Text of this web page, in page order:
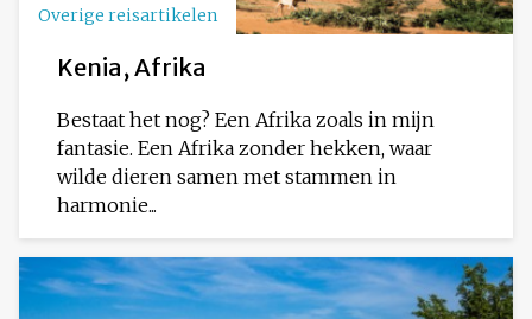
Overige reisartikelen
Kenia, Afrika
Bestaat het nog? Een Afrika zoals in mijn
fantasie. Een Afrika zonder hekken, waar
wilde dieren samen met stammen in
harmonie...